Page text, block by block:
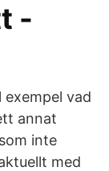
-
vad
annat
inte
med